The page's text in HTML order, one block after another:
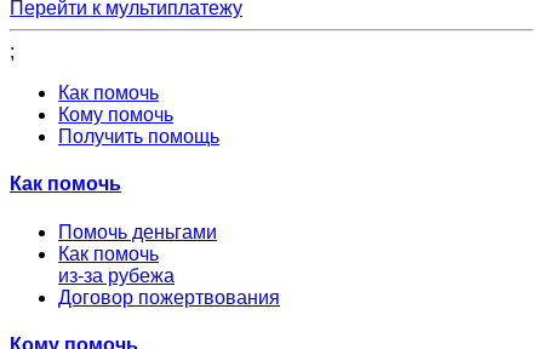
Перейти к мультиплатежу
;
Как помочь
Кому помочь
Получить помощь
Как помочь
Помочь деньгами
Как помочь
из-за рубежа
Договор пожертвования
Кому помочь